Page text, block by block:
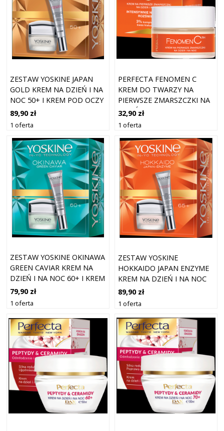
ZESTAW YOSKINE JAPAN
GOLD KREM NA DZIEŃ I NA
NOC 50+ I KREM POD OCZY
89,90 zł
1 oferta
PERFECTA FENOMEN C
KREM DO TWARZY NA
PIERWSZE ZMARSZCZKI NA
DZIEŃ I NA NOC
32,90 zł
1 oferta
ZESTAW YOSKINE OKINAWA
GREEN CAVIAR KREM NA
DZIEŃ I NA NOC 60+ I KREM
POD OCZY
79,90 zł
1 oferta
ZESTAW YOSKINE
HOKKAIDO JAPAN ENZYME
KREM NA DZIEŃ I NA NOC
65+ I KREM POD OCZY
89,90 zł
1 oferta